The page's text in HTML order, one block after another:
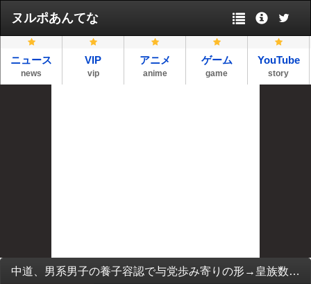
ヌルポあんてな
ニュース
news
VIP
vip
アニメ
anime
ゲーム
game
YouTube
story
中道、男系男子の養子容認で与党歩み寄りの形→皇族数確保は「喫緊」